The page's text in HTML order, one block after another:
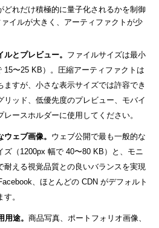
どれだけ積極的に量子化されるかを制御
イルが大きく、アーティファクトが少
とプレビュー。 ファイルサイズは最小
15〜25 KB）。圧縮アーティファクトは
ますが、小さな表示サイズでは許容でき
リッド、低優先度のプレビュー、モバイ
レースホルダーに使用してください。
ェブ画像。 ウェブ公開で最も一般的な
ズ（1200px 幅で 40〜80 KB）と、モニ
耐える視覚品質との良いバランスを実現
、ほとんどの CDN がデフォルト
。
途。 商品写真、ポートフォリオ画像、